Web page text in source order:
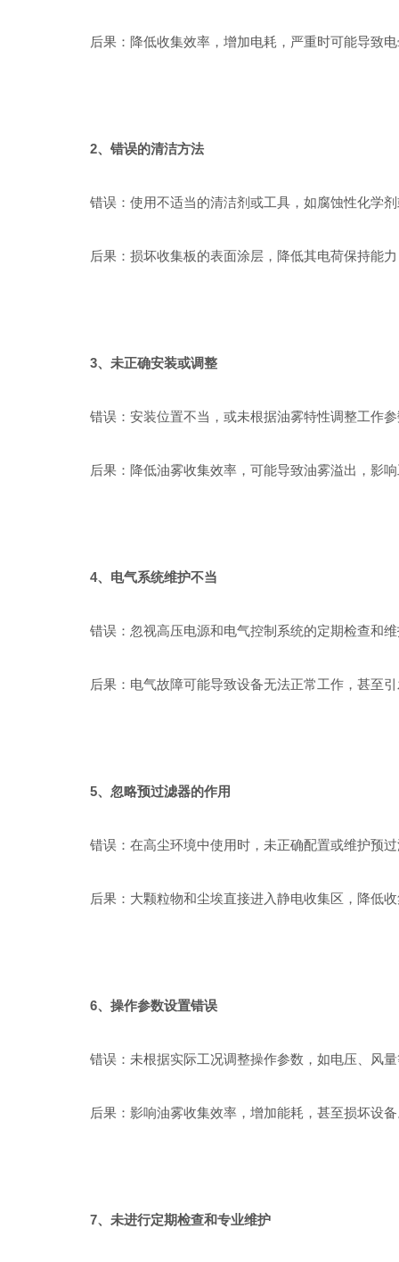
后果：降低收集效率，增加电耗，严重时可能导致电
2、错误的清洁方法
错误：使用不适当的清洁剂或工具，如腐蚀性化学剂
后果：损坏收集板的表面涂层，降低其电荷保持能力
3、未正确安装或调整
错误：安装位置不当，或未根据油雾特性调整工作参
后果：降低油雾收集效率，可能导致油雾溢出，影响
4、电气系统维护不当
错误：忽视高压电源和电气控制系统的定期检查和维
后果：电气故障可能导致设备无法正常工作，甚至引
5、忽略预过滤器的作用
错误：在高尘环境中使用时，未正确配置或维护预过
后果：大颗粒物和尘埃直接进入静电收集区，降低收
6、操作参数设置错误
错误：未根据实际工况调整操作参数，如电压、风量
后果：影响油雾收集效率，增加能耗，甚至损坏设备
7、未进行定期检查和专业维护